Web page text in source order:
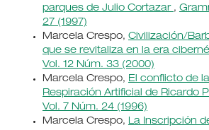
parques de Julio Cortazar ,
27 (1997)
Marcela Crespo, Civilización/
que se revitaliza en la era
Vol. 12 Núm. 33 (2000)
Marcela Crespo, El conflicto de
Respiración Artificial de Ricardo
Vol. 7 Núm. 24 (1996)
Marcela Crespo, La Inscripción